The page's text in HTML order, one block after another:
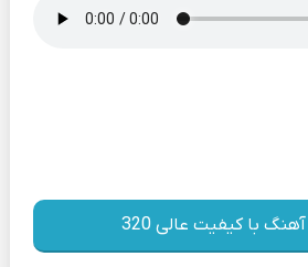
آهنگ با کیفیت عالی 320